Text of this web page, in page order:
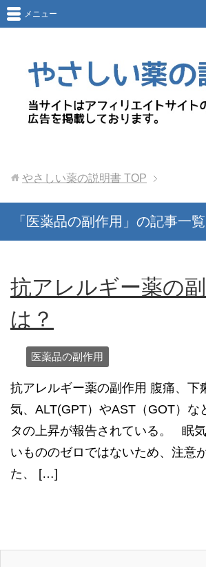
メニュー
やさしい薬の説明書 TOP
「医薬品の副作用」の記事一覧
抗アレルギー薬の
は？
医薬品の副作用
抗アレルギー薬の副作用 腹痛、下
気、ALT(GPT）やAST（GOT）な
タの上昇が報告されている。 眠
いもののゼロではないため、注意
た、 […]